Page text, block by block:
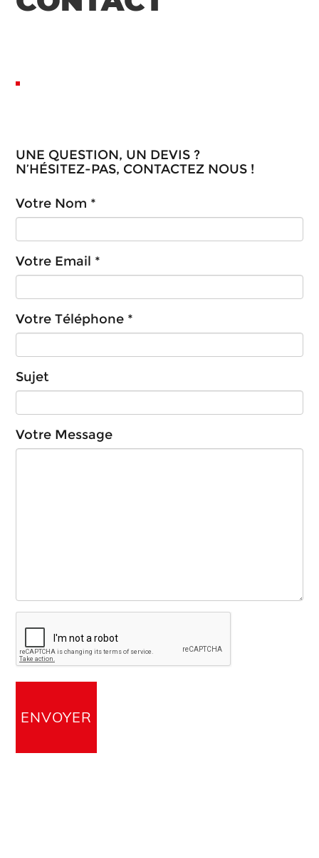
UNE QUESTION, UN DEVIS ?
N’HÉSITEZ-PAS, CONTACTEZ NOUS !
Votre Nom *
Votre Email *
Votre Téléphone *
Sujet
Votre Message